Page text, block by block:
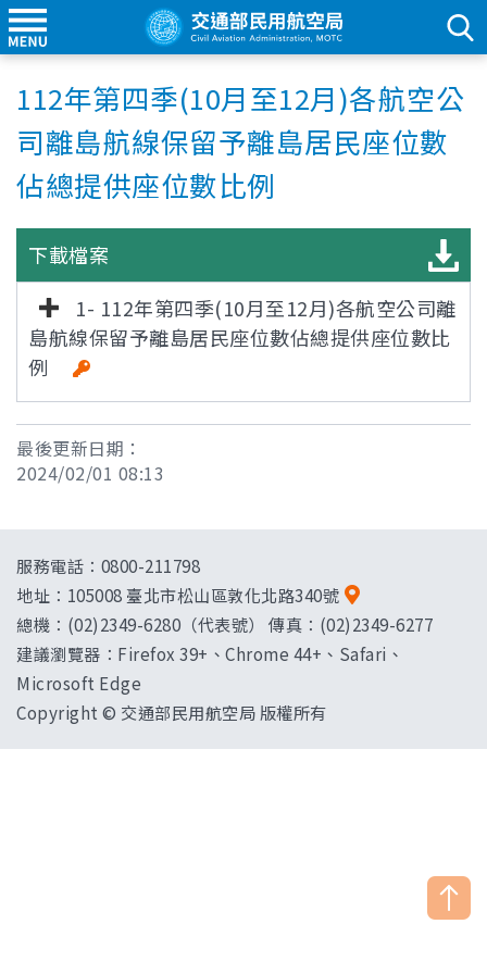
112年第四季(10月至12月)各航空公
司離島航線保留予離島居民座位數
佔總提供座位數比例
下載檔案
1- 112年第四季(10月至12月)各航空公司離
島航線保留予離島居民座位數佔總提供座位數比
例
最後更新日期：
2024/02/01 08:13
服務電話：0800-211798
地址： 105008 臺北市松山區敦化北路340號
總機：(02)2349-6280（代表號） 傳真：(02)2349-6277
建議瀏覽器：Firefox 39+、Chrome 44+、Safari、
Microsoft Edge
Copyright © 交通部民用航空局 版權所有